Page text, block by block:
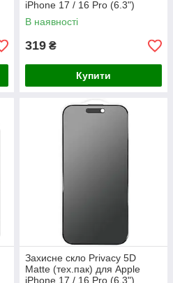
iPhone 17 / 16 Pro (6.3")
В наявності
319 ₴
Купити
Захисне скло Privacy 5D
Matte (тех.пак) для Apple
iPhone 17 / 16 Pro (6.3")